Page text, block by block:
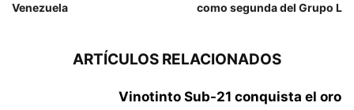
Venezuela
como segunda del Grupo L
ARTÍCULOS RELACIONADOS
Vinotinto Sub-21 conquista el oro